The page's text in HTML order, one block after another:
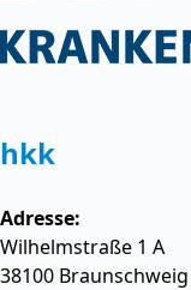
hkk
Adresse:
Wilhelmstraße 1 A
38100 Braunschweig